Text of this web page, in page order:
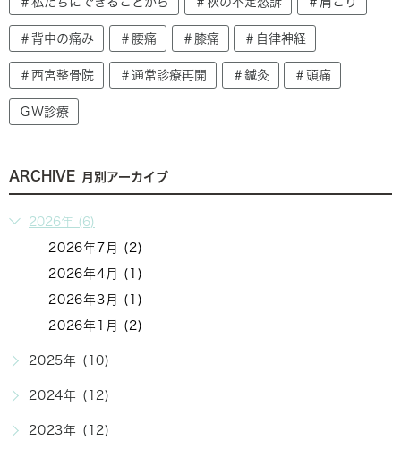
＃背中の痛み ＃腰痛 ＃膝痛 ＃自律神経
＃西宮整骨院 ＃通常診療再開 ＃鍼灸 ＃頭痛
ＧＷ診療
ARCHIVE 月別アーカイブ
2026年 (6)
2026年7月 (2)
2026年4月 (1)
2026年3月 (1)
2026年1月 (2)
2025年 (10)
2024年 (12)
2023年 (12)